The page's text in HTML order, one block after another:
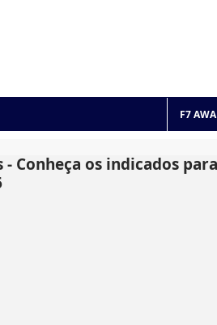
F7
- Conheça os indicados